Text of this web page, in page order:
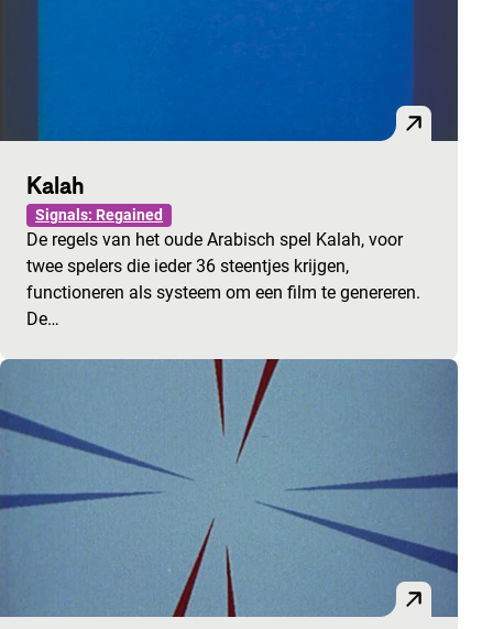
Kalah
Signals: Regained
De regels van het oude Arabisch spel Kalah, voor
twee spelers die ieder 36 steentjes krijgen,
functioneren als systeem om een film te genereren.
De…